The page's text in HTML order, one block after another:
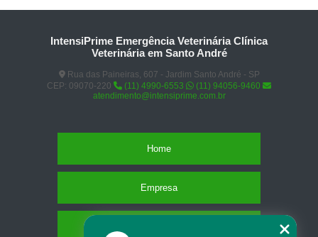
IntensiPrime Emergência Veterinária Clínica
Veterinária em Santo André
Rua das Paineiras, 607 - Jardim Santo André - SP
CEP: 09070-220
(11) 4990-6553
(11) 94056-9460
atendimento@intensiprime.com.br
Home
Empresa